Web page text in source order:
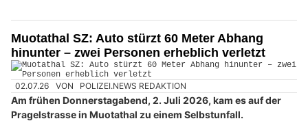
Muotathal SZ: Auto stürzt 60 Meter Abhang
hinunter – zwei Personen erheblich verletzt
02.07.26 VON POLIZEI.NEWS REDAKTION
Am frühen Donnerstagabend, 2. Juli 2026, kam es auf der
Pragelstrasse in Muotathal zu einem Selbstunfall.